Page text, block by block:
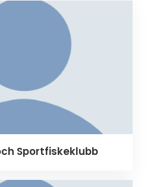
Sportfiskeklubb